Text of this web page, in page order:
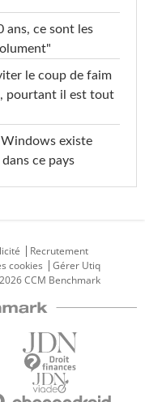
ans, ce sont les
le coup de faim
pourtant il est tout
Windows existe
ce pays
Recrutement
cookies
Gérer Utiq
CCM Benchmark